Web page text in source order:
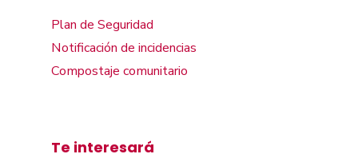
Plan de Seguridad
Notificación de incidencias
Compostaje comunitario
Te interesará